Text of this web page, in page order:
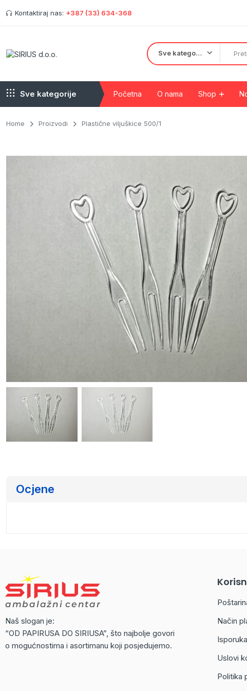
Kontaktiraj nas: +387 (33) 634-368
Sve kategorije
Sve kategorije Početna O nama Shop
Kraft posude
Papirne salvete, ubrusi i toalet papri
Podmetači, stolnjaci i omotni papir
Ambalaža pulpa (šećerna trska)
PE/PVC folije
PVC kese i vreće za
Tanjiri
Polipropilenska (PP)
Plastični escajg
Home Proizvodi Plastične viljuškice 500/1
Ocjene
Naš slogan je:
“OD PAPIRUSA DO SIRIUSA”, što najbolje govori
o mogućnostima i asortimanu koji posjedujemo.
Način
Uslovi
Politika